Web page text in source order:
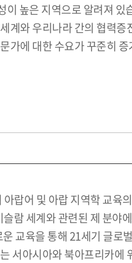
높은 지역으로 알려져
와 우리나라 간의 협력
에 대한 수요가 꾸준히
랍어 및 아랍 지역학 교
람 세계와 관련된 제 분
교육을 통해 21세기 글
서아시아와 북아프리카